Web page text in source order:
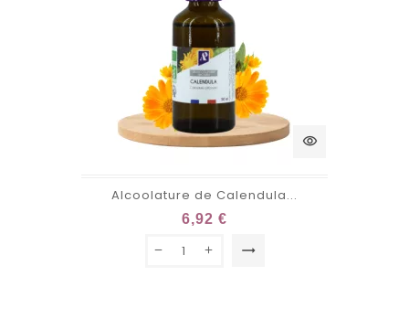
visibility
Alcoolature de Calendula...
6,92 €
trending_flat